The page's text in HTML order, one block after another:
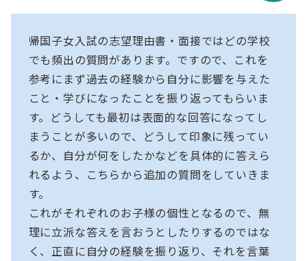
帰国子女入試の志望理由書・面接ではどの学校
でも頻出の質問があります。ですので、これを
参考にまず過去の経験から自分に影響を与えた
こと・学びになったことを振り返ってもらいま
す。どうしても最初は表面的な回答になってし
まうことが多いので、どうして印象に残ってい
るか、自分が何をしたかなどを具体的に答えら
れるよう、こちらから追加の質問をしていきま
す。
これがそれぞれのお子様の個性となるので、無
理に立派な答えを言おうとしたりするのではな
く、正直に自分の経験を振り返り、それを言葉